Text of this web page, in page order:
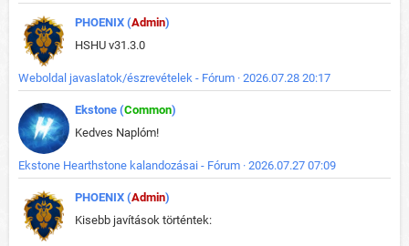
PHOENIX (Admin)
HSHU v31.3.0
Weboldal javaslatok/észrevételek - Fórum · 2026.07.28 20:17
Ekstone (Common)
Kedves Naplóm!
Ekstone Hearthstone kalandozásai - Fórum · 2026.07.27 07:09
PHOENIX (Admin)
Kisebb javítások történtek: